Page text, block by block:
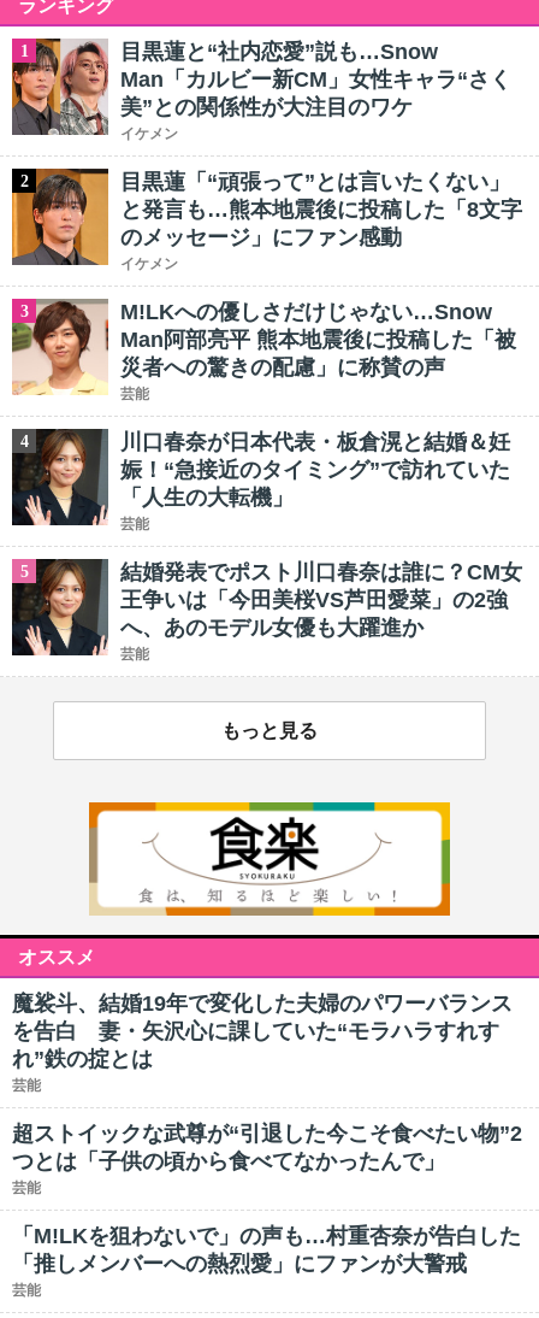
ランキング
1
目黒蓮と“社内恋愛”説も…Snow
Man「カルビー新CM」女性キャラ“さく
美”との関係性が大注目のワケ
イケメン
2
目黒蓮「“頑張って”とは言いたくない」
と発言も…熊本地震後に投稿した「8文字
のメッセージ」にファン感動
イケメン
3
M!LKへの優しさだけじゃない…Snow
Man阿部亮平 熊本地震後に投稿した「被
災者への驚きの配慮」に称賛の声
芸能
4
川口春奈が日本代表・板倉滉と結婚＆妊
娠！“急接近のタイミング”で訪れていた
「人生の大転機」
芸能
5
結婚発表でポスト川口春奈は誰に？CM女
王争いは「今田美桜VS芦田愛菜」の2強
へ、あのモデル女優も大躍進か
芸能
もっと見る
オススメ
魔裟斗、結婚19年で変化した夫婦のパワーバランス
を告白 妻・矢沢心に課していた“モラハラすれす
れ”鉄の掟とは
芸能
超ストイックな武尊が“引退した今こそ食べたい物”2
つとは「子供の頃から食べてなかったんで」
芸能
「M!LKを狙わないで」の声も…村重杏奈が告白した
「推しメンバーへの熱烈愛」にファンが大警戒
芸能